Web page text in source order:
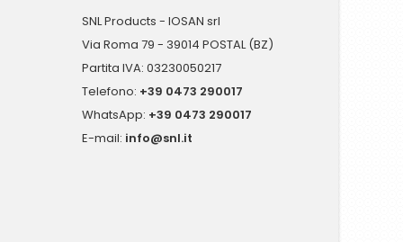
SNL Products - IOSAN srl
Via Roma 79 - 39014 POSTAL (BZ)
Partita IVA: 03230050217
Telefono: +39 0473 290017
WhatsApp: +39 0473 290017
E-mail: info@snl.it